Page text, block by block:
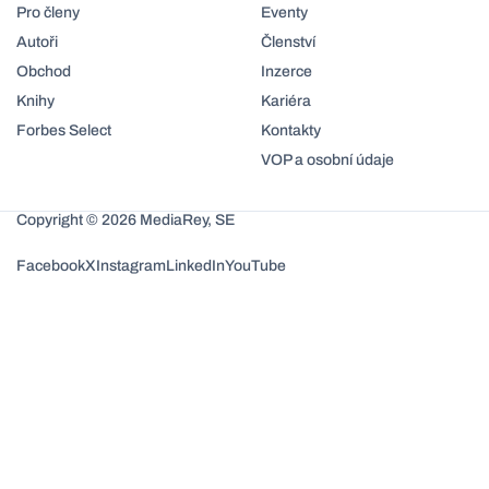
Pro členy
Autoři
Obchod
Knihy
Forbes Select
Eventy
Členství
Inzerce
Kariéra
Kontakty
VOP a osobní údaje
Copyright © 2026 MediaRey, SE
FacebookXInstagramLinkedInYouTube